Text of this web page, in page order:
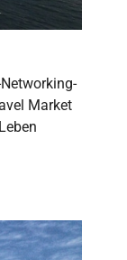
Market